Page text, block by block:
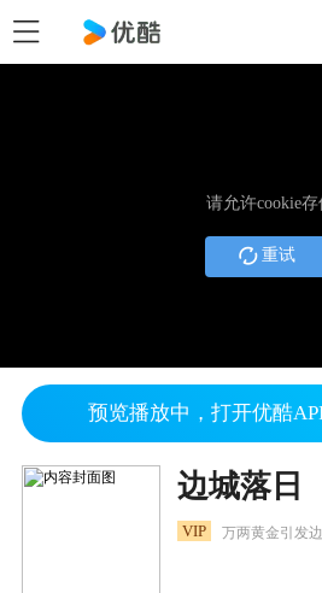
请允许cookie存
重试
预览播放中，打开优酷
边城落日
VIP 万两黄金引发